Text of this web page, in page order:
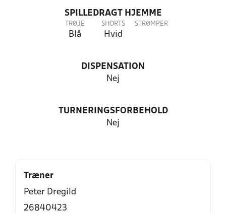
SPILLEDRAGT HJEMME
TRØJE
Blå
SHORTS
Hvid
STRØMPER
DISPENSATION
Nej
TURNERINGSFORBEHOLD
Nej
Træner
Peter Dregild
26840423